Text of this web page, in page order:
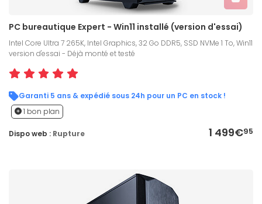
PC bureautique Expert - Win11 installé (version d'essai)
Intel Core Ultra 7 265K, Intel Graphics, 32 Go DDR5, SSD NVMe 1 To, Win11
version d'essai - Déjà monté et testé
Garanti 5 ans & expédié sous 24h pour un PC en stock !
1 bon plan
1 499€95
Dispo web : Rupture